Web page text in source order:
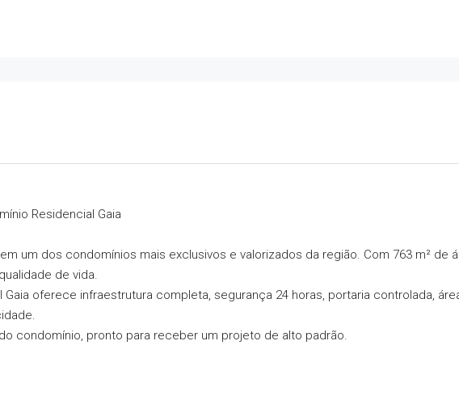
Residencial Gaia
um dos condomínios mais exclusivos e valorizados da região. Com 763 m²
de vida.
Gaia oferece infraestrutura completa, segurança 24 horas, portaria controlada,
condomínio, pronto para receber um projeto de alto padrão.